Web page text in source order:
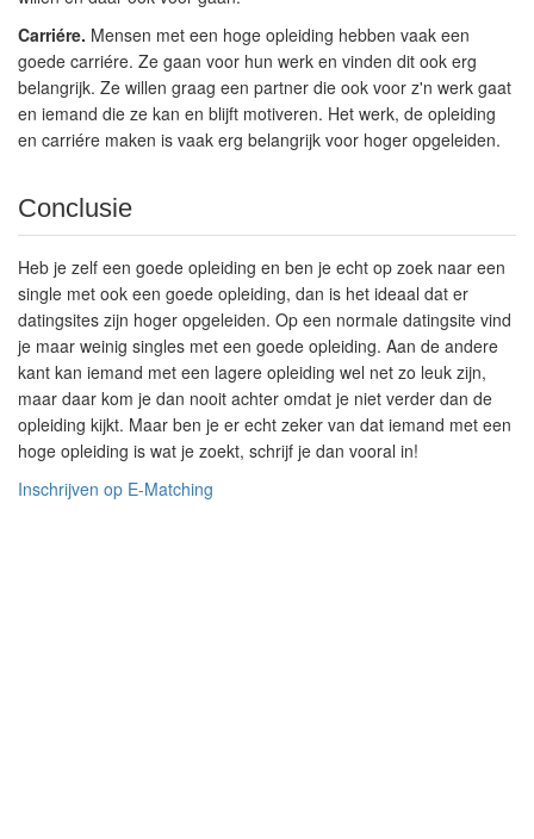
Carriére. Mensen met een hoge opleiding hebben vaak een
goede carriére. Ze gaan voor hun werk en vinden dit ook erg
belangrijk. Ze willen graag een partner die ook voor z'n werk gaat
en iemand die ze kan en blijft motiveren. Het werk, de opleiding
en carriére maken is vaak erg belangrijk voor hoger opgeleiden.
Conclusie
Heb je zelf een goede opleiding en ben je echt op zoek naar een
single met ook een goede opleiding, dan is het ideaal dat er
datingsites zijn hoger opgeleiden. Op een normale datingsite vind
je maar weinig singles met een goede opleiding. Aan de andere
kant kan iemand met een lagere opleiding wel net zo leuk zijn,
maar daar kom je dan nooit achter omdat je niet verder dan de
opleiding kijkt. Maar ben je er echt zeker van dat iemand met een
hoge opleiding is wat je zoekt, schrijf je dan vooral in!
Inschrijven op E-Matching